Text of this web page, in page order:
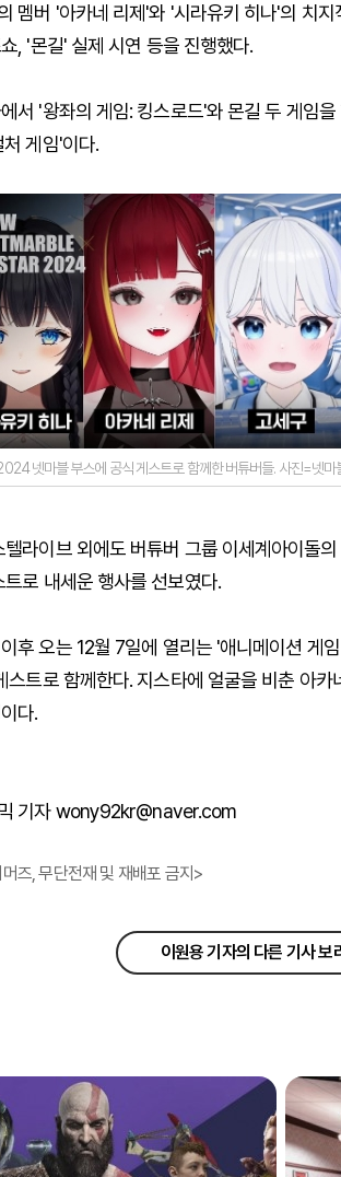
멤버 '아카네 리제'와 '시라유키 히나'의 치
, '몬길' 실제 시연 등을 진행했다.
서 '왕좌의 게임: 킹스로드'와 몬길 두 게임
게임'이다.
넷마블 부스에 공식 게스트로 함께한 버튜버들. 사진=넷마
라이브 외에도 버튜버 그룹 이세계아이돌
로 내세운 행사를 선보였다.
후 오는 12월 7일에 열리는 '애니메이션 게
트로 함께한다. 지스타에 얼굴을 비춘 아카
다.
기자 wony92kr@naver.com
즈, 무단전재 및 재배포 금지>
이원용 기자의 다른 기사 보